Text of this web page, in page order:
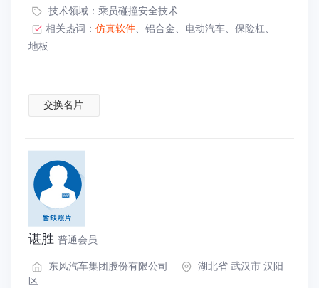
技术领域： 乘员碰撞安全技术
相关热词： 仿真软件、 铝合金、 电动汽车、 保险杠、
地板
交换名片
谌胜 普通会员
东风汽车集团股份有限公司
湖北省 武汉市 汉阳
区